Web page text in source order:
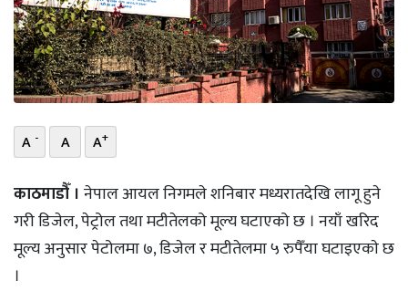
छापा
खोज
प्रोफाइल
ऊर्जा
विशेष
A - A A+
काठमाडौँ । नेपाल आयल निगमले शनिबार मध्यरातदेखि लागू हुने
गरी डिजेल, पेट्रोल तथा मटीतेलको मूल्य घटाएको छ । नयाँ खरिद
मूल्य अनुसार पेटोलमा ७, डिजेल र मटीतेलमा ५ रुपैँया घटाइएकाे छ
।